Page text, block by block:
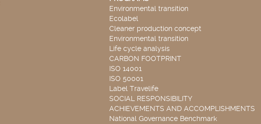
Environmental transition
Ecolabel
Cleaner production concept
Environmental transition
Life cycle analysis
CARBON FOOTPRINT
ISO 14001
ISO 50001
Label Travelife
SOCIAL RESPONSIBILITY
ACHIEVEMENTS AND ACCOMPLISHMENTS
National Governance Benchmark